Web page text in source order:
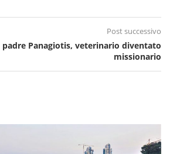
Post successivo
padre Panagiotis, veterinario diventato
missionario